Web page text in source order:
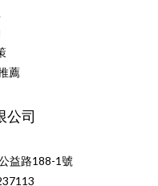
薦
公司
益路188-1號